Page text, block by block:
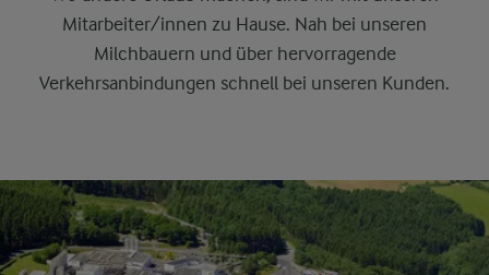
Mitarbeiter/innen zu Hause. Nah bei unseren
Milchbauern und über hervorragende
Verkehrsanbindungen schnell bei unseren Kunden.